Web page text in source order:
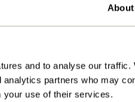
About
and to analyse our traffic.
partners who may
your use of their services.